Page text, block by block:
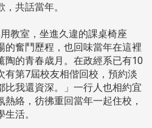
共話當年。
教室，坐進久違的課桌椅座
的奮鬥歷程，也回味當年在這裡
陶的青春歳月。在政經系已有10
有第7屆校友相偕回校，預約淡
比我還資深。」一行人也相約宜
絡，彷彿重回當年一起住校，
活。